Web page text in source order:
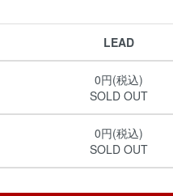
LEAD
0円(税込)
SOLD OUT
0円(税込)
SOLD OUT